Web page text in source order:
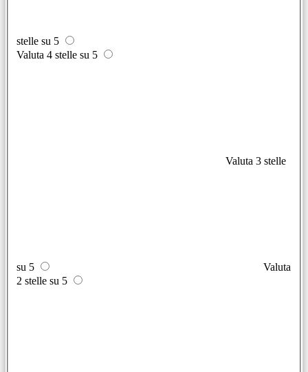
stelle su 5
Valuta 4 stelle su 5
Valuta 3 stelle
su 5
Valuta
2 stelle su 5